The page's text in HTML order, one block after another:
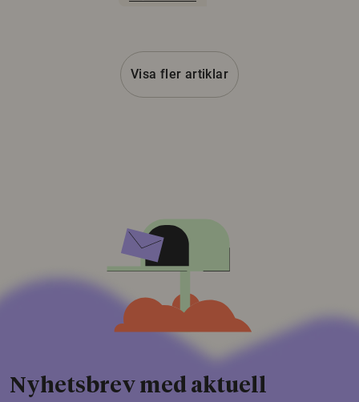
Visa fler artiklar
Nyhetsbrev med aktuell